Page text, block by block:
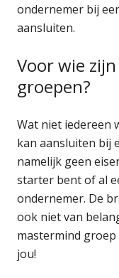
ondernemer bij
aansluiten.
Voor wie
groepen?
Wat niet iedereen
kan aansluiten bij
namelijk geen
starter bent of al
ondernemer. De
ook niet van
mastermind
jou!